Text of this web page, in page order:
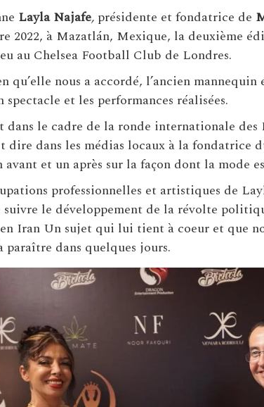
Layla Najafe,présidente et fondatrice de
2022, à Mazatlán, Mexique, la deuxième
au Chelsea Football Club de Londres.
qu’elle nous a accordé, l’ancien
spectacle et les performances réalisées.
le cadre de la ronde internationale des
dire dans les médias locaux à la fondatrice
et un après sur la façon dont la mode
professionnelles et artistiques de
le développement de la révolte
Iran Un sujet qui lui tient à coeur et que
dans quelques jours.